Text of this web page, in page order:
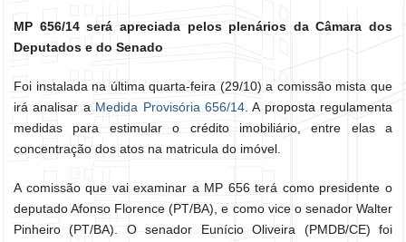
MP 656/14 será apreciada pelos plenários da Câmara dos
Deputados e do Senado
Foi instalada na última quarta-feira (29/10) a comissão mista que
irá analisar a Medida Provisória 656/14. A proposta regulamenta
medidas para estimular o crédito imobiliário, entre elas a
concentração dos atos na matricula do imóvel.
A comissão que vai examinar a MP 656 terá como presidente o
deputado Afonso Florence (PT/BA), e como vice o senador Walter
Pinheiro (PT/BA). O senador Eunício Oliveira (PMDB/CE) foi